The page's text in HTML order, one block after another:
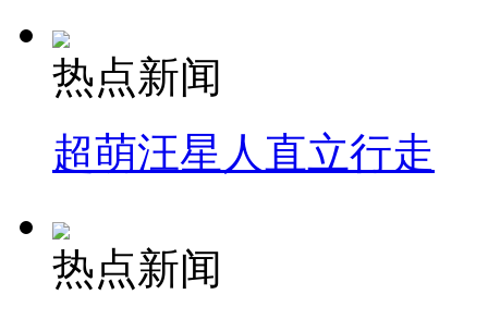
热点新闻
超萌汪星人直立行走
热点新闻